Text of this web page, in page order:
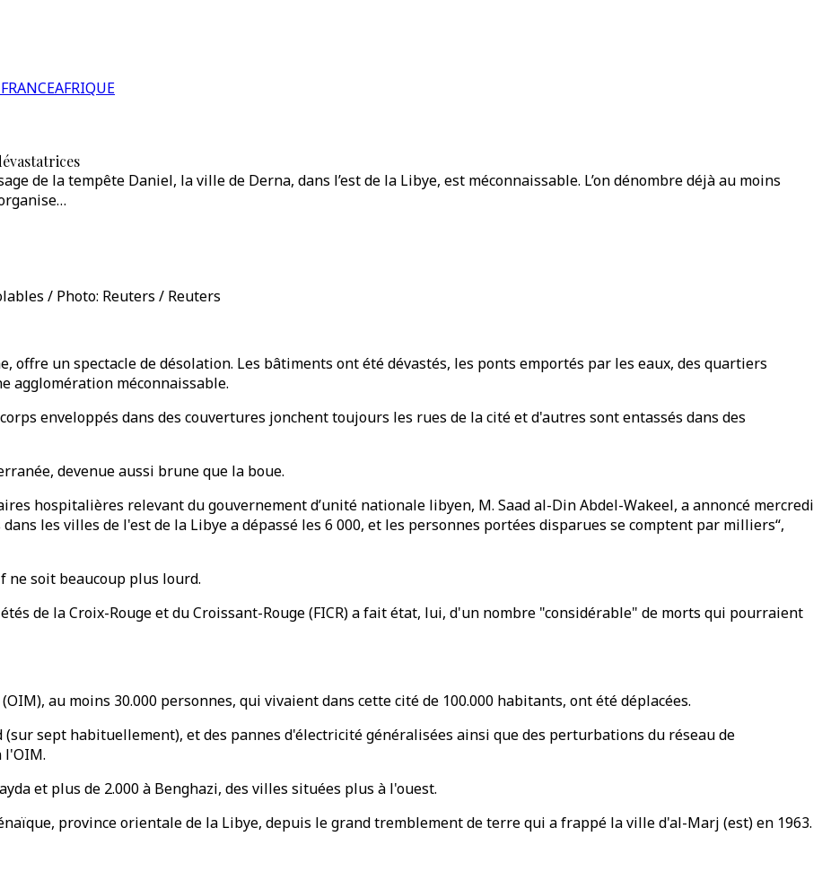
FRANCEAFRIQUE
de la tempête Daniel, la ville de Derna, dans l’est de la Libye, est méconnaissable. L’on dénombre déjà au moins
/ Photo: Reuters / Reuters
offre un spectacle de désolation. Les bâtiments ont été dévastés, les ponts emportés par les eaux, des quartiers
agglomération méconnaissable.
enveloppés dans des couvertures jonchent toujours les rues de la cité et d'autres sont entassés dans des
devenue aussi brune que la boue.
hospitalières relevant du gouvernement d’unité nationale libyen, M. Saad al-Din Abdel-Wakeel, a annoncé mercredi
les villes de l'est de la Libye a dépassé les 6 000, et les personnes portées disparues se comptent par milliers“,
soit beaucoup plus lourd.
de la Croix-Rouge et du Croissant-Rouge (FICR) a fait état, lui, d'un nombre "considérable" de morts qui pourraient
au moins 30.000 personnes, qui vivaient dans cette cité de 100.000 habitants, ont été déplacées.
sept habituellement), et des pannes d'électricité généralisées ainsi que des perturbations du réseau de
l'OIM.
et plus de 2.000 à Benghazi, des villes situées plus à l'ouest.
province orientale de la Libye, depuis le grand tremblement de terre qui a frappé la ville d'al-Marj (est) en 1963.